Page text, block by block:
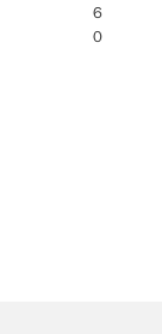
6
0